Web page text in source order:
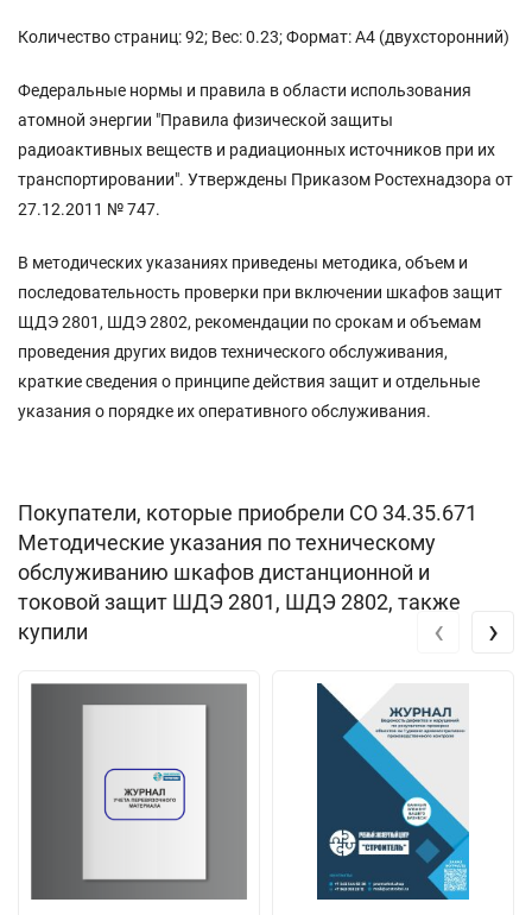
Количество страниц: 92; Вес: 0.23; Формат: А4 (двухсторонний)
Федеральные нормы и правила в области использования
атомной энергии "Правила физической защиты
радиоактивных веществ и радиационных источников при их
транспортировании". Утверждены Приказом Ростехнадзора от
27.12.2011 № 747.
В методических указаниях приведены методика, объем и
последовательность проверки при включении шкафов защит
ЩДЭ 2801, ШДЭ 2802, рекомендации по срокам и объемам
проведения других видов технического обслуживания,
краткие сведения о принципе действия защит и отдельные
указания о порядке их оперативного обслуживания.
Покупатели, которые приобрели СО 34.35.671
Методические указания по техническому
обслуживанию шкафов дистанционной и
токовой защит ШДЭ 2801, ШДЭ 2802, также
купили
‹ ›